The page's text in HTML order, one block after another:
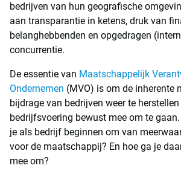
bedrijven van hun geografische
aan transparantie in ketens, druk van
belanghebbenden en opgedragen
concurrentie.
De essentie van Maatschappelijk
Ondernemen (MVO) is om de inherente
bijdrage van bedrijven weer te
bedrijfsvoering bewust mee om te
je als bedrijf beginnen om van
voor de maatschappij? En hoe ga je
mee om?